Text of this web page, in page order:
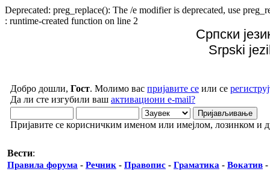
Deprecated: preg_replace(): The /e modifier is deprecated, use
: runtime-created function on line 2
Српски
Srpski
Добро дошли, Гост. Молимо вас пријавите се или се
Да ли сте изгубили ваш активациони e-mail?
Пријавите се корисничким именом или имејлом, лозинком и
Вести:
Правила форума - Речник - Правопис - Граматика - Вокатив -